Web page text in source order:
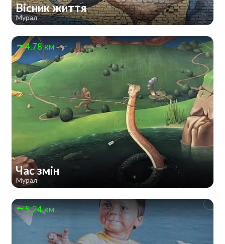
Вісник життя
Мурал
4.78 км
Час змін
Мурал
5.24 км